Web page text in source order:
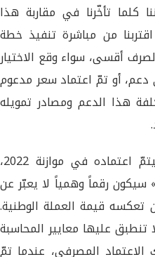
كلما تأخّرنا في مقاربة هذا
من مباشرة تنفيذ خطة
أقسى، سواء وقع الاختيار
أو تمّ اعتماد سعر مدعوم
هذا الدعم ومصادر تمويله
وبالتالي، فإنّ أي سعر صرف سيتمّ اعتماده في موازنة 2022،
رقماً وهمياً لا يعبّر عن
تعكسه قيمة العملة الوطنية.
تنطبق عليها معايير المحاسبة
المصرفي، عندما تمّ